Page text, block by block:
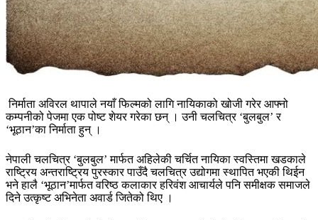
निर्माता अविरल थापाले नयाँ फिल्मको लागि नायिकाको खोजी गरेर आफ्नो
कम्पनीको पेजमा एक पोष्ट शेयर गरेका छन् । उनी चलचित्र ‘बुलबुल’ र
‘भूठान’का निर्माता हुन् ।
नेपाली चलचित्र ‘बुलबुल’ मार्फत अहिलेकी चर्चित नायिका स्वस्तिमा खडकाले
राष्ट्रिय अन्तराष्ट्रिय पुरस्कार पाउँदै चलचित्र उद्योगमा स्थापित भएकी थिईन
भने हालै ‘भूठान’मार्फत वरिष्ठ कलाकार हरिवंश आचार्यले पनि समीक्षक समाजले
दिने उत्कृष्ट अभिनेता अवार्ड जितेको थिए ।